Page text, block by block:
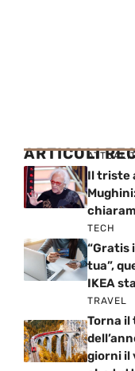
ARTICOLI
Il triste
TECH
“Gratis
tua”,
IKEA
TRAVEL
Torna il
giorni il